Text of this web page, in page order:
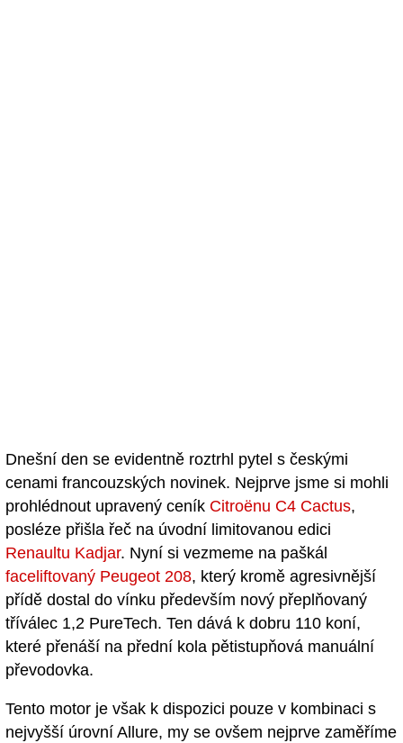
Dnešní den se evidentně roztrhl pytel s českými
cenami francouzských novinek. Nejprve jsme si mohli
prohlédnout upravený ceník Citroënu C4 Cactus,
posléze přišla řeč na úvodní limitovanou edici
Renaultu Kadjar. Nyní si vezmeme na paškál
faceliftovaný Peugeot 208, který kromě agresivnější
přídě dostal do vínku především nový přeplňovaný
tříválec 1,2 PureTech. Ten dává k dobru 110 koní,
které přenáší na přední kola pětistupňová manuální
převodovka.
Tento motor je však k dispozici pouze v kombinaci s
nejvyšší úrovní Allure, my se ovšem nejprve zaměříme